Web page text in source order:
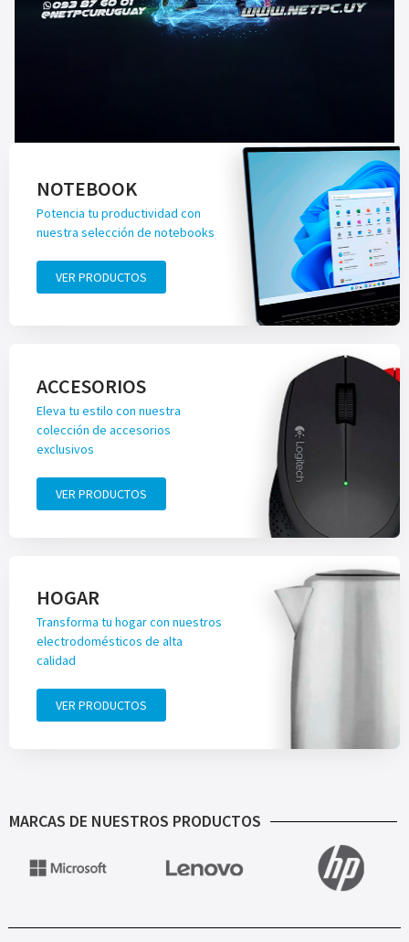
NOTEBOOK
Potencia tu productividad con
nuestra selección de notebooks
VER PRODUCTOS
ACCESORIOS
Eleva tu estilo con nuestra
colección de accesorios
exclusivos
VER PRODUCTOS
HOGAR
Transforma tu hogar con nuestros
electrodomésticos de alta
calidad
VER PRODUCTOS
MARCAS DE NUESTROS PRODUCTOS